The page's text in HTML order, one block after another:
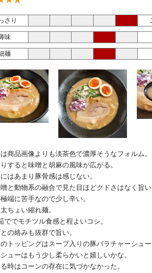
さり
味
麺
商品画像よりも淡茶色で濃厚そうなフォルム。
すると味噌と胡麻の風味が広がる。
はあまり豚骨感は感じない。
と動物系の融合で見た目ほどクドさはなく旨い
端に苦手なので少し辛い。
ちょい縮れ麺。
ででモチツル食感と程よいコシ。
の絡みも抜群で旨い。
トッピングはスープ入りの豚バラチャーシュー
ューはもう少し柔らかいと嬉しいかな。
時はコーンの存在に気づかなかった。